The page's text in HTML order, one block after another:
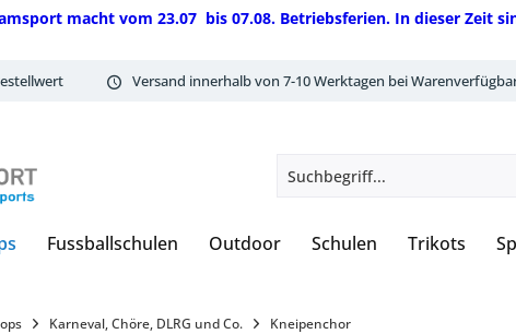
macht vom 23.07 bis 07.08. Betriebsferien. In dieser
Versand innerhalb von 7-10 Werktagen bei
Fussballschulen Outdoor Schulen Trikots
Karneval, Chöre, DLRG und Co. Kneipenchor